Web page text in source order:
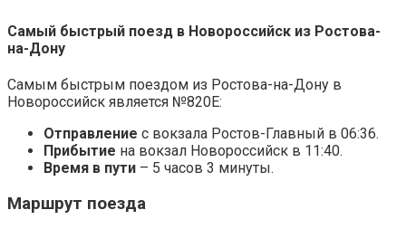
Самый быстрый поезд в Новороссийск из Ростова-
на-Дону
Самым быстрым поездом из Ростова-на-Дону в
Новороссийск является №820Е:
Отправление с вокзала Ростов-Главный в 06:36.
Прибытие на вокзал Новороссийск в 11:40.
Время в пути – 5 часов 3 минуты.
Маршрут поезда